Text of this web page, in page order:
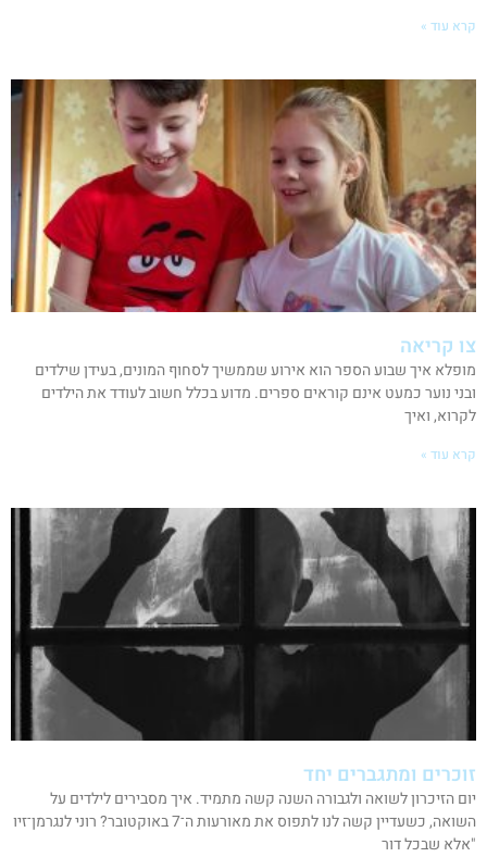
קרא עוד »
צו קריאה
מופלא איך שבוע הספר הוא אירוע שממשיך לסחוף המונים, בעידן שילדים
ובני נוער כמעט אינם קוראים ספרים. מדוע בכלל חשוב לעודד את הילדים
לקרוא, ואיך
קרא עוד »
זוכרים ומתגברים יחד
יום הזיכרון לשואה ולגבורה השנה קשה מתמיד. איך מסבירים לילדים על
השואה, כשעדיין קשה לנו לתפוס את מאורעות ה־7 באוקטובר? רוני לנגרמן־זיו
"אלא שבכל דור